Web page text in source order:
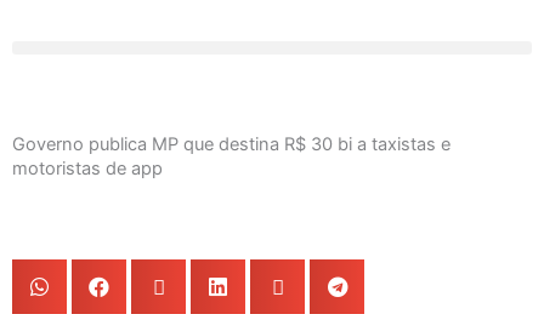
Governo publica MP que destina R$ 30 bi a taxistas e
motoristas de app